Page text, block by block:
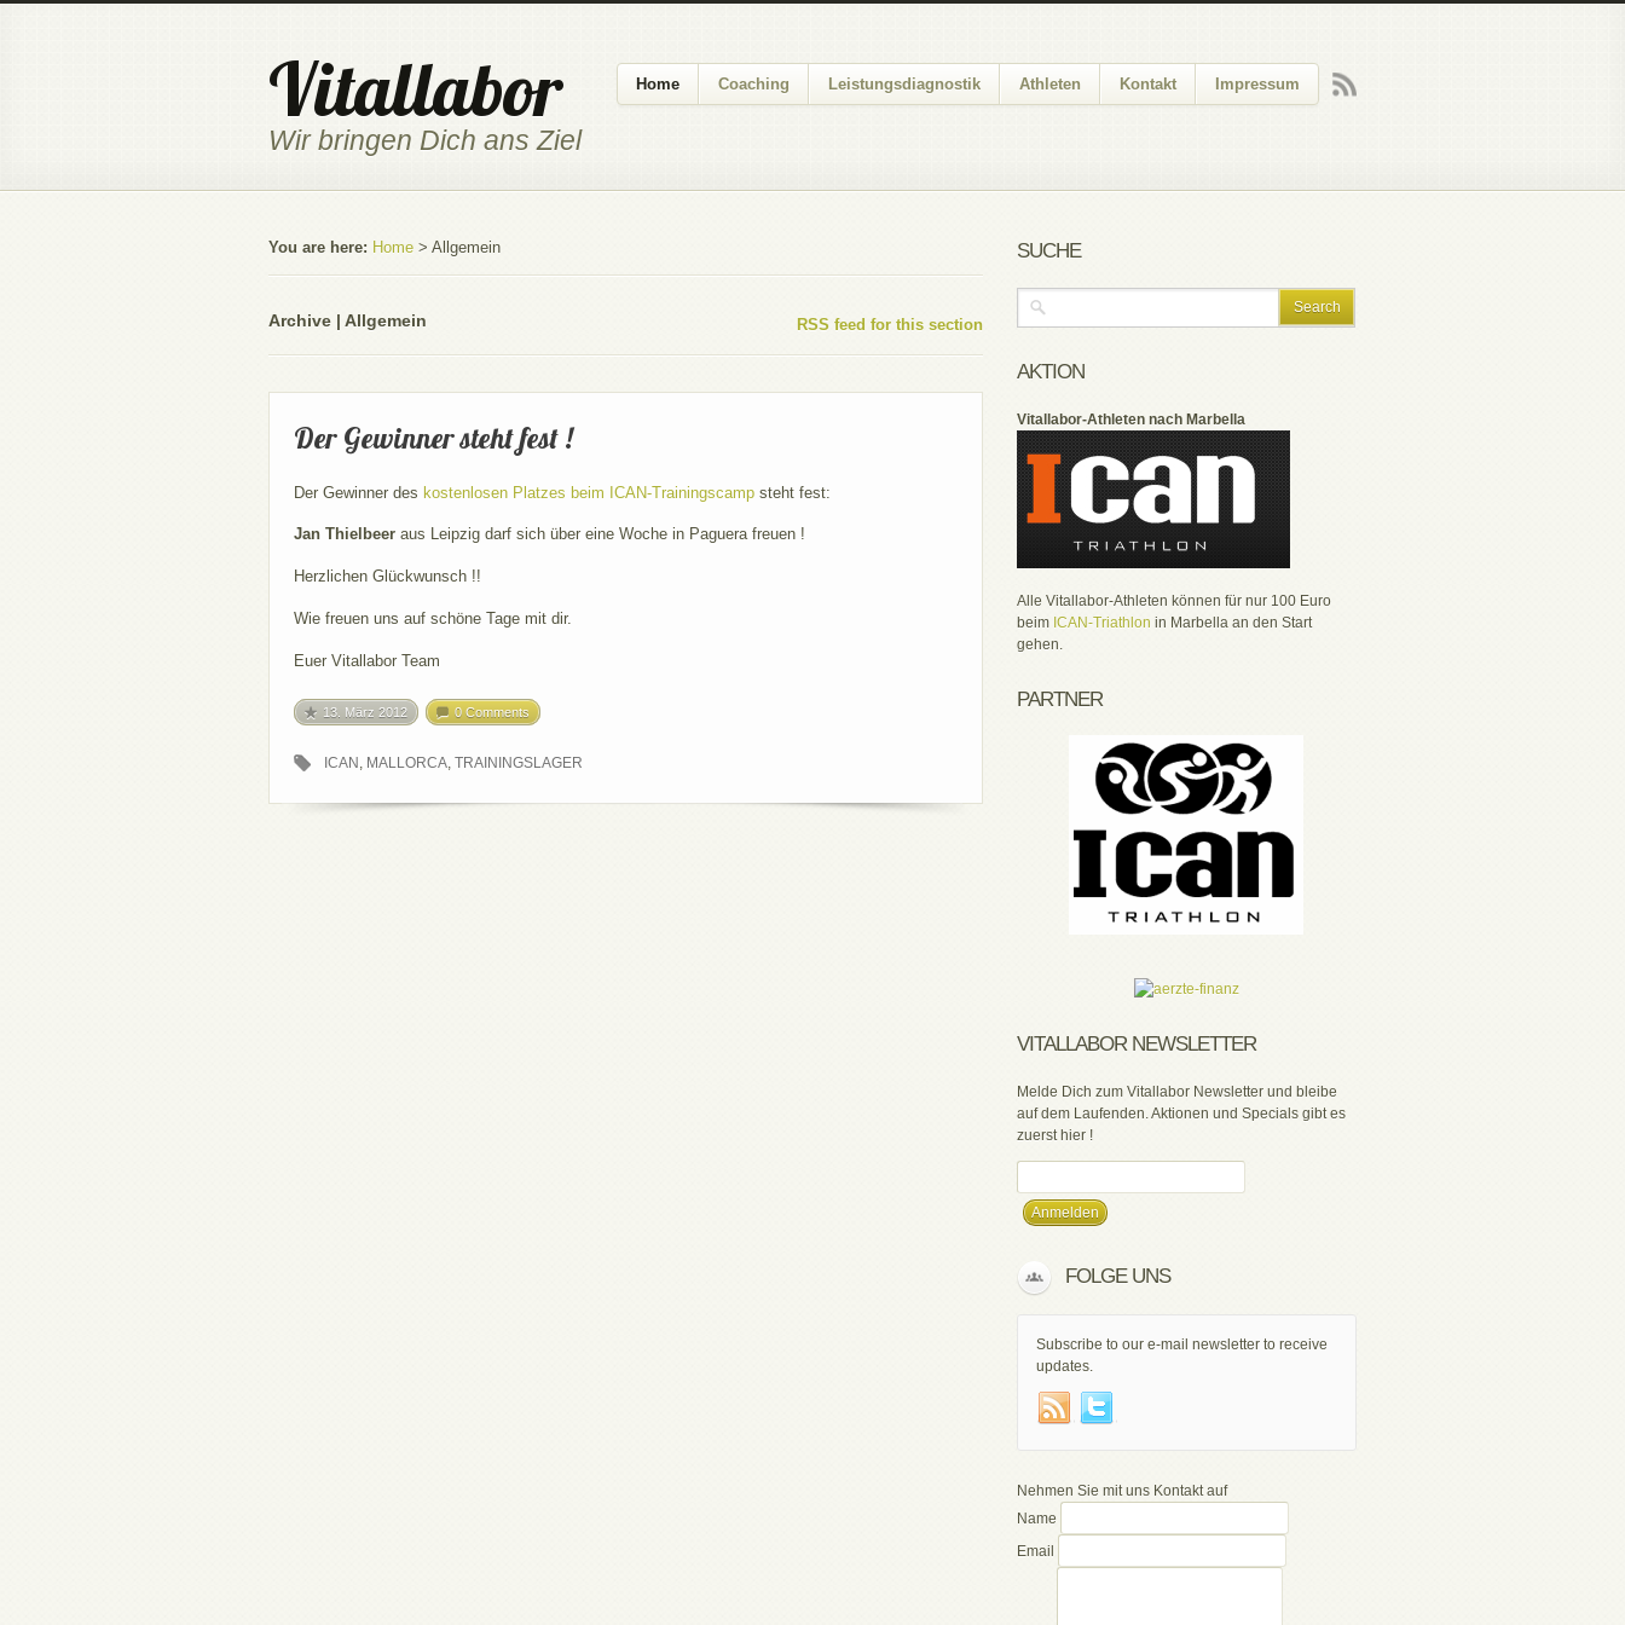
Vitallabor
Wir bringen Dich ans Ziel
Home Coaching Leistungsdiagnostik Athleten Kontakt Impressum
You are here: Home > Allgemein
Archive | Allgemein RSS feed for this section
Der Gewinner steht fest !
Der Gewinner des kostenlosen Platzes beim ICAN-Trainingscamp steht fest:
Jan Thielbeer aus Leipzig darf sich über eine Woche in Paguera freuen !
Herzlichen Glückwunsch !!
Wie freuen uns auf schöne Tage mit dir.
Euer Vitallabor Team
13. März 2012 0 Comments
ICAN, MALLORCA, TRAININGSLAGER
SUCHE
AKTION
Vitallabor-Athleten nach Marbella
Alle Vitallabor-Athleten können für nur 100 Euro
beim ICAN-Triathlon in Marbella an den Start
gehen.
PARTNER
VITALLABOR NEWSLETTER
Melde Dich zum Vitallabor Newsletter und bleibe
auf dem Laufenden. Aktionen und Specials gibt es
zuerst hier !
FOLGE UNS
Subscribe to our e-mail newsletter to receive
updates.
Nehmen Sie mit uns Kontakt auf
Name
Email